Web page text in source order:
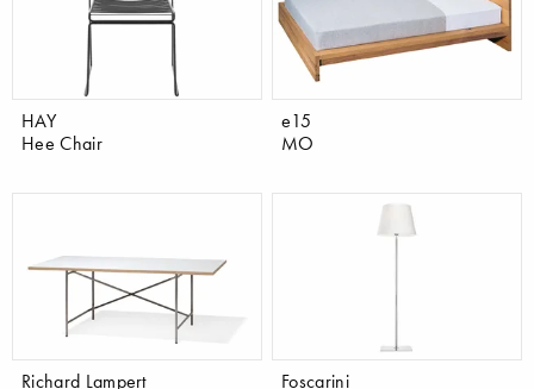
HAY
Hee Chair
e15
MO
Richard Lampert
Foscarini